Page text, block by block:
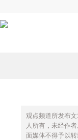
观点频道所发布
人所有，未经作
面媒体不得予以